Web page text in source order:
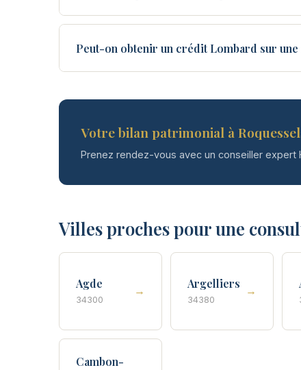
Peut-on obtenir un crédit Lombard sur une
Votre bilan patrimonial à
Prenez rendez-vous avec un conseiller
Villes proches pour une
Agde
34300
→
Argelliers
34380
→
Cambon-